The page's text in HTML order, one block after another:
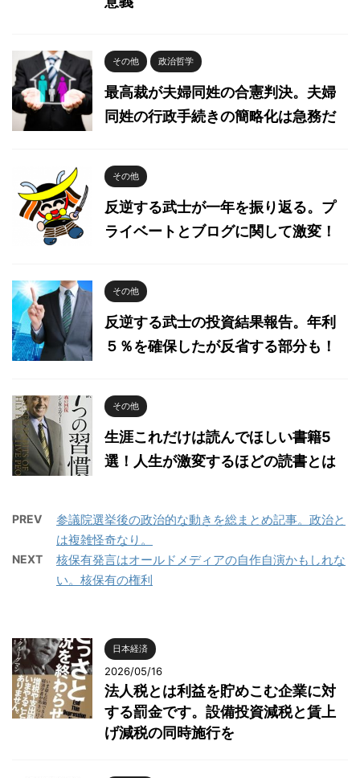
その他 政治哲学
最高裁が夫婦同姓の合憲判決。夫婦
同姓の行政手続きの簡略化は急務だ
その他
反逆する武士が一年を振り返る。プ
ライベートとブログに関して激変！
その他
反逆する武士の投資結果報告。年利
５％を確保したが反省する部分も！
その他
生涯これだけは読んでほしい書籍5
選！人生が激変するほどの読書とは
PREV
参議院選挙後の政治的な動きを総まとめ記事。政治と
は複雑怪奇なり。
NEXT
核保有発言はオールドメディアの自作自演かもしれな
い。核保有の権利
日本経済
2026/05/16
法人税とは利益を貯めこむ企業に対
する罰金です。設備投資減税と賃上
げ減税の同時施行を